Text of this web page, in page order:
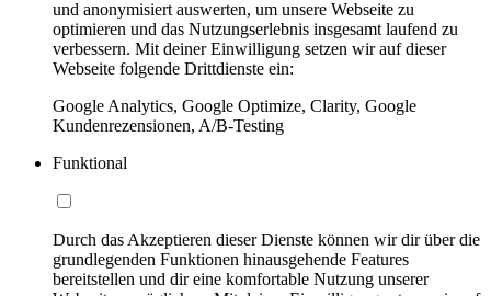
und anonymisiert auswerten, um unsere Webseite zu
optimieren und das Nutzungserlebnis insgesamt laufend zu
verbessern. Mit deiner Einwilligung setzen wir auf dieser
Webseite folgende Drittdienste ein:
Google Analytics, Google Optimize, Clarity, Google
Kundenrezensionen, A/B-Testing
Funktional
Durch das Akzeptieren dieser Dienste können wir dir über die
grundlegenden Funktionen hinausgehende Features
bereitstellen und dir eine komfortable Nutzung unserer